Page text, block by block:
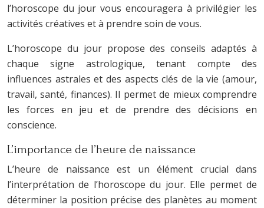
l’horoscope du jour vous encouragera à privilégier les
activités créatives et à prendre soin de vous.
L’horoscope du jour propose des conseils adaptés à
chaque signe astrologique, tenant compte des
influences astrales et des aspects clés de la vie (amour,
travail, santé, finances). Il permet de mieux comprendre
les forces en jeu et de prendre des décisions en
conscience.
L’importance de l’heure de naissance
L’heure de naissance est un élément crucial dans
l’interprétation de l’horoscope du jour. Elle permet de
déterminer la position précise des planètes au moment